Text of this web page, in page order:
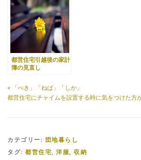
都営住宅引越後の家計
簿の見直し
« 「べき」「ねば」「しか」
都営住宅にチャイムを設置する時に気をつけた方
カテゴリー: 団地暮らし
タグ: 都営住宅, 洋服, 収納